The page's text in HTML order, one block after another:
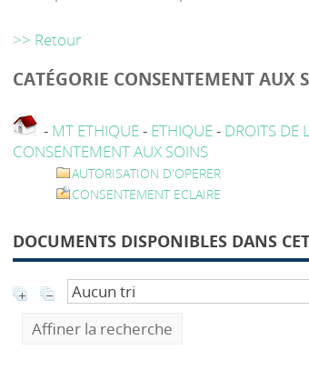
>> Retour
CATÉGORIE CONSENTEMENT AUX
- MT ETHIQUE- ETHIQUE- DROITS DE
CONSENTEMENT AUX SOINS
AUTORISATION D'OPERER
CONSENTEMENT ECLAIRE
DOCUMENTS DISPONIBLES DANS
Affiner la recherche